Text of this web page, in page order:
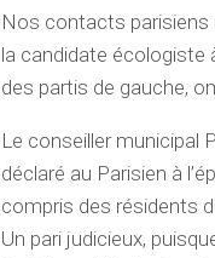
Nos contacts parisiens
la candidate écologiste
des partis de gauche,
Le conseiller municipal
déclaré au Parisien à
compris des résidents
Un pari judicieux,